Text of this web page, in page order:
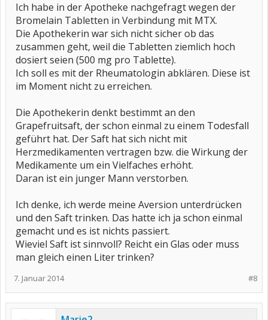
Ich habe in der Apotheke nachgefragt wegen der
Bromelain Tabletten in Verbindung mit MTX.
Die Apothekerin war sich nicht sicher ob das
zusammen geht, weil die Tabletten ziemlich hoch
dosiert seien (500 mg pro Tablette).
Ich soll es mit der Rheumatologin abklären. Diese ist
im Moment nicht zu erreichen.
Die Apothekerin denkt bestimmt an den
Grapefruitsaft, der schon einmal zu einem Todesfall
geführt hat. Der Saft hat sich nicht mit
Herzmedikamenten vertragen bzw. die Wirkung der
Medikamente um ein Vielfaches erhöht.
Daran ist ein junger Mann verstorben.
Ich denke, ich werde meine Aversion unterdrücken
und den Saft trinken. Das hatte ich ja schon einmal
gemacht und es ist nichts passiert.
Wieviel Saft ist sinnvoll? Reicht ein Glas oder muss
man gleich einen Liter trinken?
#8
7. Januar 2014